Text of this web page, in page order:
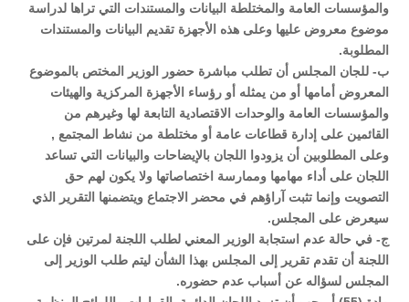
والمؤسسات العامة والمختلطة البيانات والمستندات التي تراها لدراسة
موضوع معروض عليها وعلى هذه الأجهزة تقديم البيانات والمستندات
المطلوبة.
ب- للجان المجلس أن تطلب مباشرة حضور الوزير المختص بالموضوع
المعروض أمامها أو من يمثله أو رؤساء الأجهزة المركزية والهيئات
والمؤسسات العامة والوحدات الاقتصادية التابعة لها وغيرهم من
القائمين على إدارة قطاعات عامة أو مختلطة من نشاط المجتمع ,
وعلى المطلوبين أن يزودوا اللجان بالإيضاحات والبيانات التي تساعد
اللجان على أداء مهامها وممارسة اختصاصاتها ولا يكون لهم حق
التصويت وإنما تثبت آراؤهم في محضر الاجتماع ويتضمنها التقرير الذي
سيعرض على المجلس.
ج- في حالة عدم استجابة الوزير المعني لطلب اللجنة لمرتين فإن على
اللجنة أن تقدم تقرير إلى المجلس بهذا الشأن ليتم طلب الوزير إلى
المجلس لسؤاله عن أسباب عدم حضوره.